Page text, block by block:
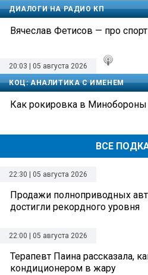
ВСЕ
ДИАЛОГИ НА РАДИО КП
Вячеслав Фетисов — про
20:03 | 05 августа 2026
КОЦ: АНАЛИТИКА С ИМЕНЕМ
Как рокировка в
22:30 | 05 августа 2026
Продажи полноприводных
достигли рекордного уровня
22:00 | 05 августа 2026
Терапевт Паина рассказала,
кондиционером в жару